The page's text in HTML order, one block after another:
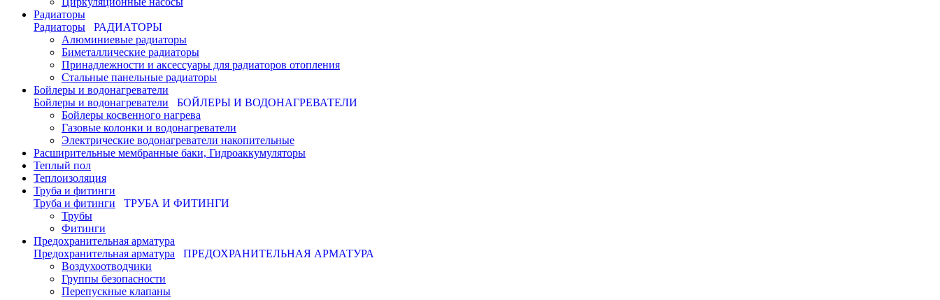
Радиаторы
Радиаторы
РАДИАТОРЫ
Алюминиевые радиаторы
Биметаллические радиаторы
Принадлежности и аксессуары для радиаторов отопления
Стальные панельные радиаторы
Бойлеры и водонагреватели
Бойлеры и водонагреватели
БОЙЛЕРЫ И ВОДОНАГРЕВАТЕЛИ
Бойлеры косвенного нагрева
Газовые колонки и водонагреватели
Электрические водонагреватели накопительные
Расширительные мембранные баки, Гидроаккумуляторы
Теплый пол
Теплоизоляция
Труба и фитинги
Труба и фитинги
ТРУБА И ФИТИНГИ
Трубы
Фитинги
Предохранительная арматура
Предохранительная арматура
ПРЕДОХРАНИТЕЛЬНАЯ АРМАТУРА
Воздухоотводчики
Группы безопасности
Перепускные клапаны